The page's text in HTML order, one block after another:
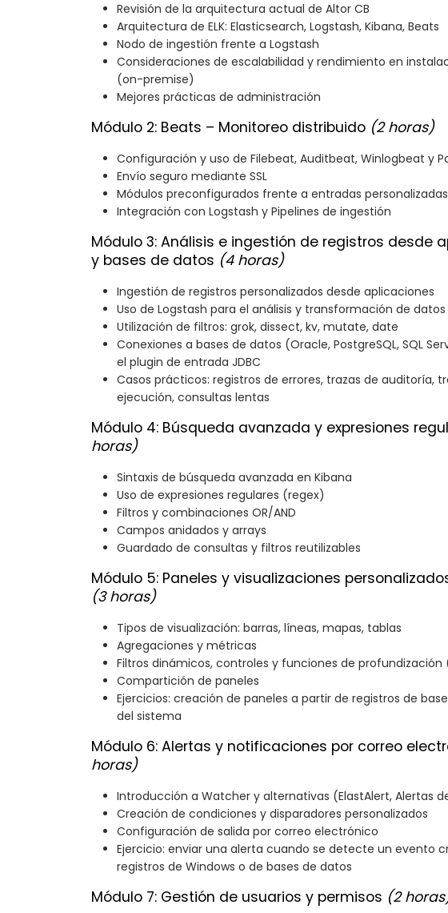
Revisión de la arquitectura actual de Altor CB
Arquitectura de ELK: Elasticsearch, Logstash, Kibana, Beats
Nodo de ingestión frente a Logstash
Consideraciones de escalabilidad y rendimiento en
(on-premise)
Mejores prácticas de administración
Módulo 2: Beats – Monitoreo distribuido (2 horas)
Configuración y uso de Filebeat, Auditbeat, Winlogbeat y
Envío seguro mediante SSL
Módulos preconfigurados frente a entradas personalizadas
Integración con Logstash y Pipelines de ingestión
Módulo 3: Análisis e ingestión de registros desde
y bases de datos (4 horas)
Ingestión de registros personalizados desde aplicaciones
Uso de Logstash para el análisis y transformación de datos
Utilización de filtros: grok, dissect, kv, mutate, date
Conexiones a bases de datos (Oracle, PostgreSQL, SQL
el plugin de entrada JDBC
Casos prácticos: registros de errores, trazas de auditoría,
ejecución, consultas lentas
Módulo 4: Búsqueda avanzada y expresiones
horas)
Sintaxis de búsqueda avanzada en Kibana
Uso de expresiones regulares (regex)
Filtros y combinaciones OR/AND
Campos anidados y arrays
Guardado de consultas y filtros reutilizables
Módulo 5: Paneles y visualizaciones
(3 horas)
Tipos de visualización: barras, líneas, mapas, tablas
Agregaciones y métricas
Filtros dinámicos, controles y funciones de profundización
Compartición de paneles
Ejercicios: creación de paneles a partir de registros de
del sistema
Módulo 6: Alertas y notificaciones por correo
horas)
Introducción a Watcher y alternativas (ElastAlert, Alertas
Creación de condiciones y disparadores personalizados
Configuración de salida por correo electrónico
Ejercicio: enviar una alerta cuando se detecte un evento
registros de Windows o de bases de datos
Módulo 7: Gestión de usuarios y permisos (2